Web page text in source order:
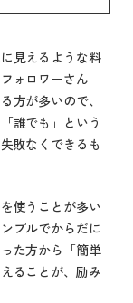
見えるような料
ォロワーさん
方が多いので、
誰でも」という
敗なくできるも
使うことが多い
プルでからだに
た方から「簡単
ることが、励み